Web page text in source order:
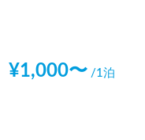
¥1,000〜 /1泊